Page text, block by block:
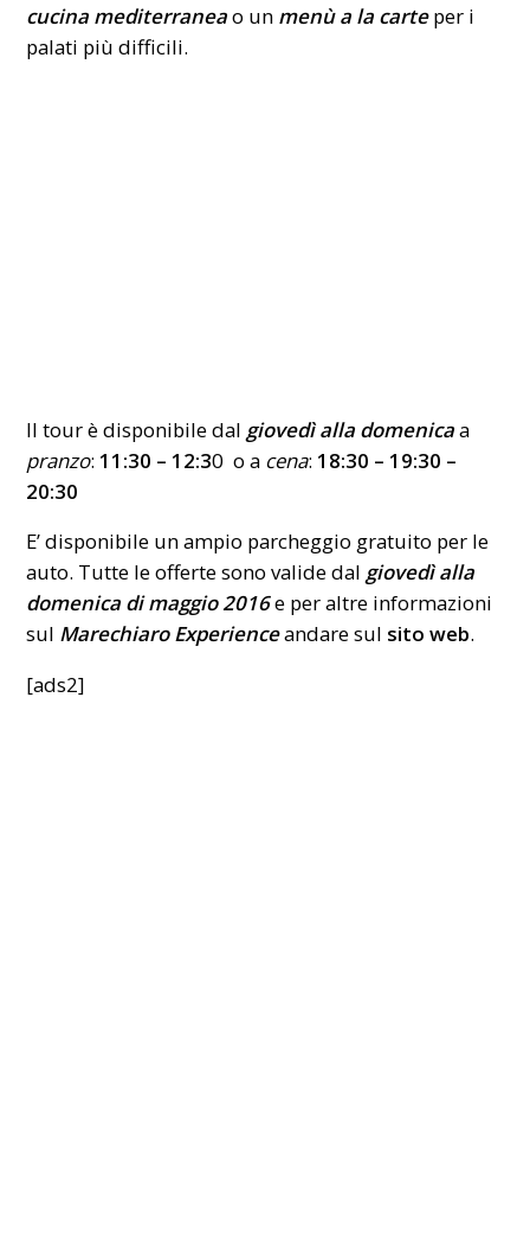
cucina mediterraneao un menù a la carteper i
palati più difficili.
Il tour è disponibile dal giovedì alla domenicaa
pranzo: 11:30 – 12:30 o a cena: 18:30 – 19:30 –
20:30
E’ disponibile un ampio parcheggio gratuito per le
auto. Tutte le offerte sono valide dal giovedì alla
domenica di maggio 2016e per altre informazioni
sul Marechiaro Experienceandare sul sito web.
[ads2]